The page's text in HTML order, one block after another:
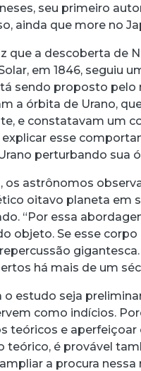
seu primeiro
ainda que more no
que a descoberta de
em 1846, seguiu
sendo proposto pelo
a órbita de Urano,
e constatavam um
explicar esse
perturbando sua
os astrônomos
oitavo planeta em
“Por essa
objeto. Se esse
há mais de um
o estudo seja
como indícios.
teóricos e aperfeiçoar
teórico, é provável
a procura